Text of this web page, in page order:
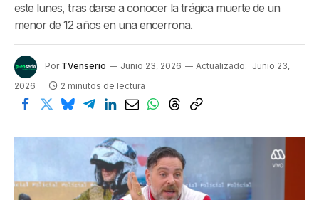
este lunes, tras darse a conocer la trágica muerte de un
menor de 12 años en una encerrona.
Por TVenserio Junio 23, 2026 Actualizado: Junio 23,
2026
2 minutos de lectura